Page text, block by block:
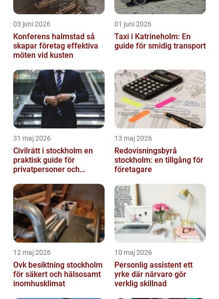
03 juni 2026
Konferens halmstad så
skapar företag effektiva
möten vid kusten
01 juni 2026
Taxi i Katrineholm: En
guide för smidig transport
31 maj 2026
Civilrätt i stockholm en
praktisk guide för
privatpersoner och
13 maj 2026
Redovisningsbyrå
stockholm: en tillgång för
företagare
12 maj 2026
Ovk besiktning stockholm
för säkert och hälsosamt
inomhusklimat
10 maj 2026
Personlig assistent ett
yrke där närvaro gör
verklig skillnad